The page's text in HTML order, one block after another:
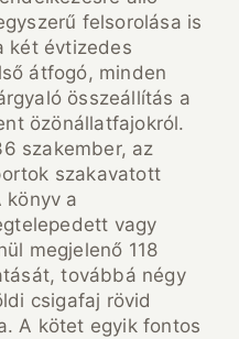
felsorolása is
két évtizedes
átfogó, minden
összeállítás a
özönállatfajokról.
szakember, az
szakavatott
könyv a
vagy
megjelenő 118
továbbá négy
csigafaj rövid
A kötet egyik fontos